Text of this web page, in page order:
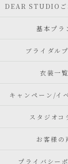
DEAR STUDIOご
基本プラ
ブライダル
衣装一覧
キャンペーン/イ
スタジオコ
お客様の
プライバシー